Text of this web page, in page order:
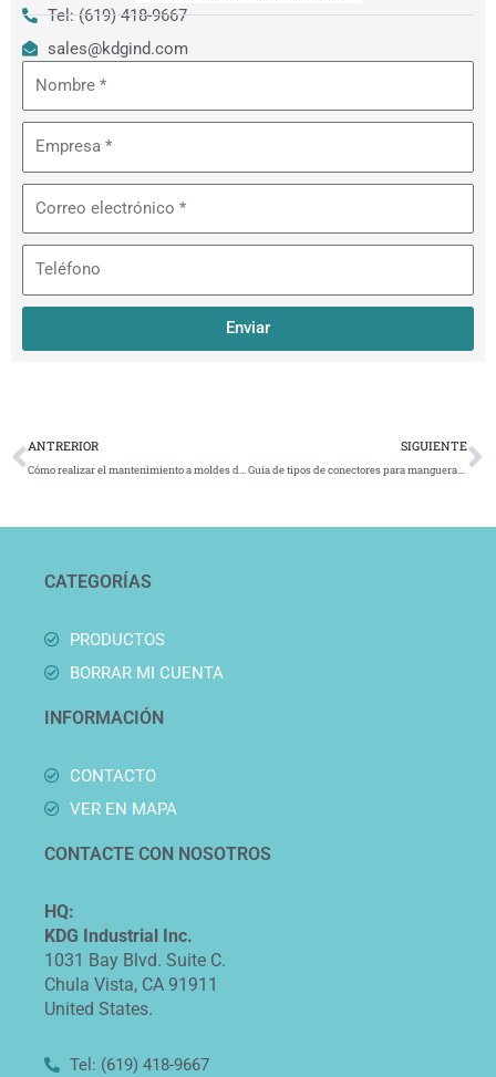
Tel: (619) 418-9667
sales@kdgind.com
electrónico
Enviar
Ant
ANTRERIOR SIGUIENTE
Guía de tipos de conectores para mangueras de agua en instalaciones domésticas e industriales
CATEGORÍAS
PRODUCTOS
BORRAR MI CUENTA
INFORMACIÓN
CONTACTO
VER EN MAPA
CONTACTE CON NOSOTROS
HQ:
KDG Industrial Inc.
1031 Bay Blvd. Suite C.
Chula Vista, CA 91911
United States.
Tel: (619) 418-9667